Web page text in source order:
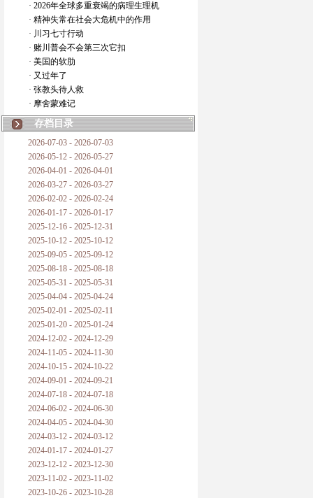
· 2026年全球多重衰竭的病理生理机
· 精神失常在社会大危机中的作用
· 川习七寸行动
· 赌川普会不会第三次它扣
· 美国的软肋
· 又过年了
· 张教头待人救
· 摩舍蒙难记
存档目录
2026-07-03 - 2026-07-03
2026-05-12 - 2026-05-27
2026-04-01 - 2026-04-01
2026-03-27 - 2026-03-27
2026-02-02 - 2026-02-24
2026-01-17 - 2026-01-17
2025-12-16 - 2025-12-31
2025-10-12 - 2025-10-12
2025-09-05 - 2025-09-12
2025-08-18 - 2025-08-18
2025-05-31 - 2025-05-31
2025-04-04 - 2025-04-24
2025-02-01 - 2025-02-11
2025-01-20 - 2025-01-24
2024-12-02 - 2024-12-29
2024-11-05 - 2024-11-30
2024-10-15 - 2024-10-22
2024-09-01 - 2024-09-21
2024-07-18 - 2024-07-18
2024-06-02 - 2024-06-30
2024-04-05 - 2024-04-30
2024-03-12 - 2024-03-12
2024-01-17 - 2024-01-27
2023-12-12 - 2023-12-30
2023-11-02 - 2023-11-02
2023-10-26 - 2023-10-28